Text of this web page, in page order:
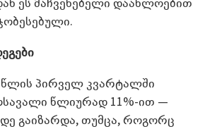
პირველ კვარტალში
წლიურად 11%-ით —
გაიზარდა, თუმცა, როგორც